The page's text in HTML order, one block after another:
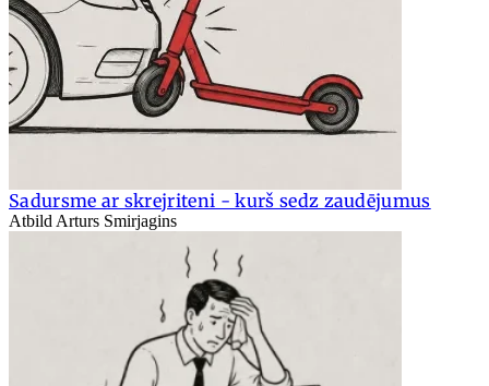
Sadursme ar skrejriteni - kurš sedz zaudējumus
Atbild Arturs Smirjagins